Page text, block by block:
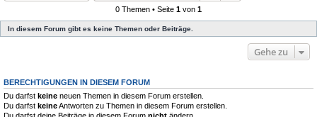
0 Themen • Seite 1 von 1
In diesem Forum gibt es keine Themen oder Beiträge.
Gehe zu
BERECHTIGUNGEN IN DIESEM FORUM
Du darfst keine neuen Themen in diesem Forum erstellen.
Du darfst keineAntworten zu Themen in diesem Forum erstellen.